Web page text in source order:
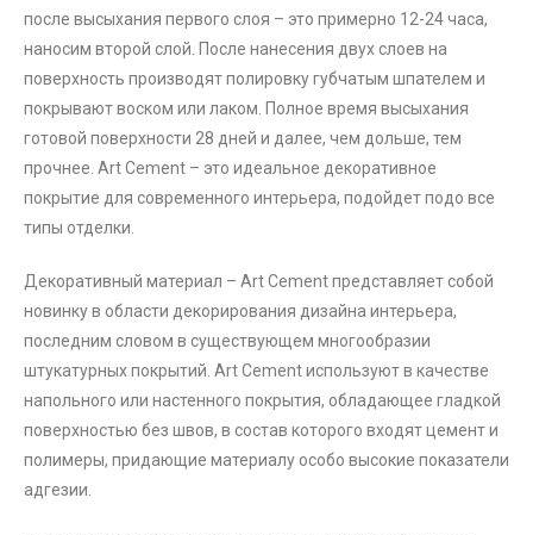
после высыхания первого слоя – это примерно 12-24 часа,
наносим второй слой. После нанесения двух слоев на
поверхность производят полировку губчатым шпателем и
покрывают воском или лаком. Полное время высыхания
готовой поверхности 28 дней и далее, чем дольше, тем
прочнее. Art Cement – это идеальное декоративное
покрытие для современного интерьера, подойдет подо все
типы отделки.
Декоративный материал – Art Cement представляет собой
новинку в области декорирования дизайна интерьера,
последним словом в существующем многообразии
штукатурных покрытий. Art Cement используют в качестве
напольного или настенного покрытия, обладающее гладкой
поверхностью без швов, в состав которого входят цемент и
полимеры, придающие материалу особо высокие показатели
адгезии.